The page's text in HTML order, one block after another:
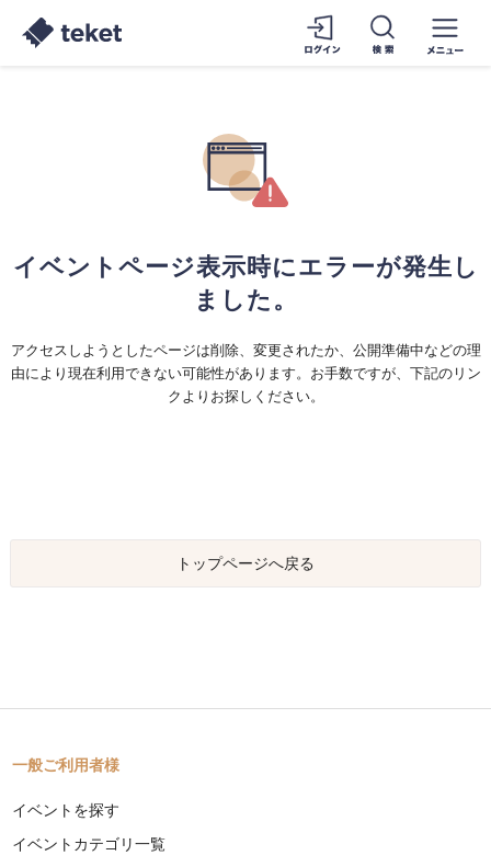
イベントページ表示時にエラーが発生し
ました。
アクセスしようとしたページは削除、変更されたか、公開準備中などの理
由により現在利用できない可能性があります。お手数ですが、下記のリン
クよりお探しください。
トップページへ戻る
一般ご利用者様
イベントを探す
イベントカテゴリ一覧